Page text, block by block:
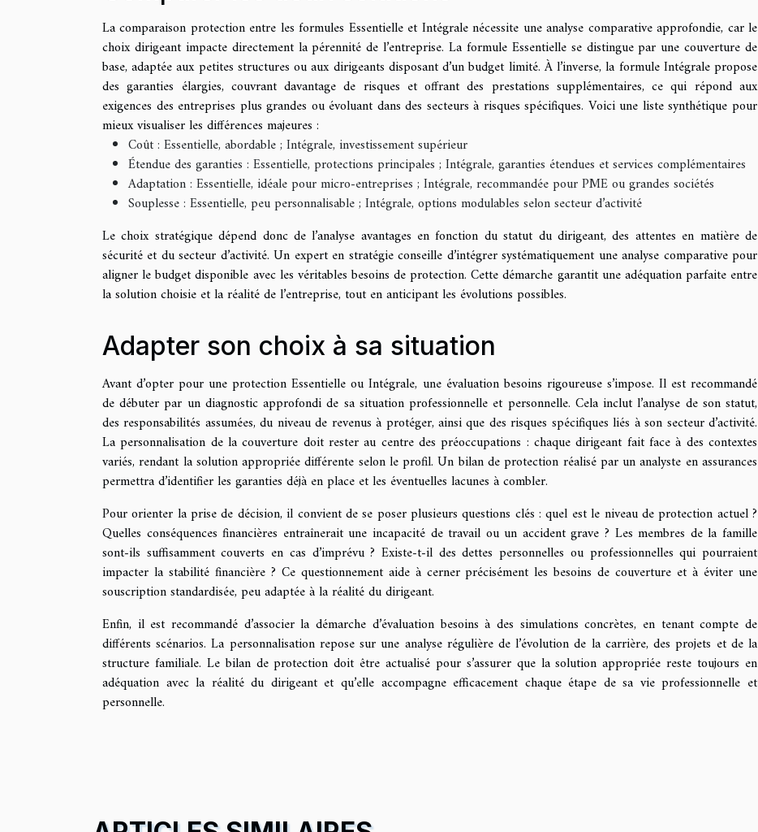
La comparaison protection entre les formules Essentielle et Intégrale nécessite une analyse comparative approfondie, car le
choix dirigeant impacte directement la pérennité de l’entreprise. La formule Essentielle se distingue par une couverture de
base, adaptée aux petites structures ou aux dirigeants disposant d’un budget limité. À l’inverse, la formule Intégrale propose
des garanties élargies, couvrant davantage de risques et offrant des prestations supplémentaires, ce qui répond aux
exigences des entreprises plus grandes ou évoluant dans des secteurs à risques spécifiques. Voici une liste synthétique pour
mieux visualiser les différences majeures :
Coût : Essentielle, abordable ; Intégrale, investissement supérieur
Étendue des garanties : Essentielle, protections principales ; Intégrale, garanties étendues et services complémentaires
Adaptation : Essentielle, idéale pour micro-entreprises ; Intégrale, recommandée pour PME ou grandes sociétés
Souplesse : Essentielle, peu personnalisable ; Intégrale, options modulables selon secteur d’activité
Le choix stratégique dépend donc de l’analyse avantages en fonction du statut du dirigeant, des attentes en matière de
sécurité et du secteur d’activité. Un expert en stratégie conseille d’intégrer systématiquement une analyse comparative pour
aligner le budget disponible avec les véritables besoins de protection. Cette démarche garantit une adéquation parfaite entre
la solution choisie et la réalité de l’entreprise, tout en anticipant les évolutions possibles.
Adapter son choix à sa situation
Avant d’opter pour une protection Essentielle ou Intégrale, une évaluation besoins rigoureuse s’impose. Il est recommandé
de débuter par un diagnostic approfondi de sa situation professionnelle et personnelle. Cela inclut l’analyse de son statut,
des responsabilités assumées, du niveau de revenus à protéger, ainsi que des risques spécifiques liés à son secteur d’activité.
La personnalisation de la couverture doit rester au centre des préoccupations : chaque dirigeant fait face à des contextes
variés, rendant la solution appropriée différente selon le profil. Un bilan de protection réalisé par un analyste en assurances
permettra d’identifier les garanties déjà en place et les éventuelles lacunes à combler.
Pour orienter la prise de décision, il convient de se poser plusieurs questions clés : quel est le niveau de protection actuel ?
Quelles conséquences financières entraînerait une incapacité de travail ou un accident grave ? Les membres de la famille
sont-ils suffisamment couverts en cas d’imprévu ? Existe-t-il des dettes personnelles ou professionnelles qui pourraient
impacter la stabilité financière ? Ce questionnement aide à cerner précisément les besoins de couverture et à éviter une
souscription standardisée, peu adaptée à la réalité du dirigeant.
Enfin, il est recommandé d’associer la démarche d’évaluation besoins à des simulations concrètes, en tenant compte de
différents scénarios. La personnalisation repose sur une analyse régulière de l’évolution de la carrière, des projets et de la
structure familiale. Le bilan de protection doit être actualisé pour s’assurer que la solution appropriée reste toujours en
adéquation avec la réalité du dirigeant et qu’elle accompagne efficacement chaque étape de sa vie professionnelle et
personnelle.